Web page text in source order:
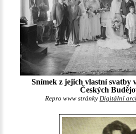
Snímek z jejich vlastní svatby
Českých
Repro www stránky Digitální